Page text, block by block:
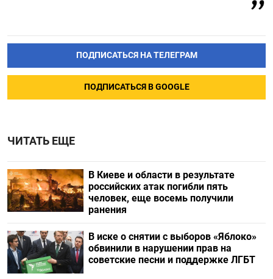
ПОДПИСАТЬСЯ НА ТЕЛЕГРАМ
ПОДПИСАТЬСЯ В GOOGLE
ЧИТАТЬ ЕЩЕ
В Киеве и области в результате
российских атак погибли пять
человек, еще восемь получили
ранения
В иске о снятии с выборов «Яблоко»
обвинили в нарушении прав на
советские песни и поддержке ЛГБТ